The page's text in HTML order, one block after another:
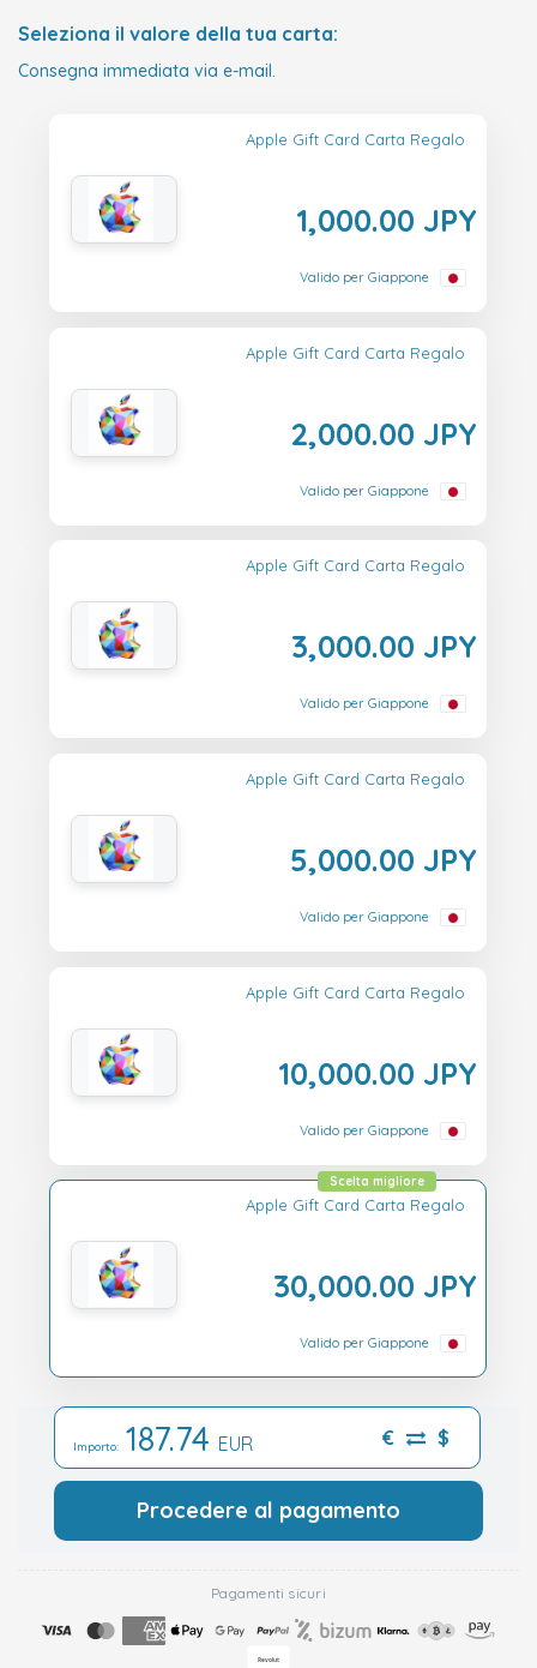
Seleziona il valore della tua carta:
Consegna immediata via e-mail.
Apple Gift Card Carta Regalo
1,000.00 JPY
Valido per Giappone
Apple Gift Card Carta Regalo
2,000.00 JPY
Valido per Giappone
Apple Gift Card Carta Regalo
3,000.00 JPY
Valido per Giappone
Apple Gift Card Carta Regalo
5,000.00 JPY
Valido per Giappone
Apple Gift Card Carta Regalo
10,000.00 JPY
Valido per Giappone
Apple Gift Card Carta Regalo
30,000.00 JPY
Scelta migliore
Valido per Giappone
Importo: 187.74 EUR € $
Procedere al pagamento
Pagamenti sicuri